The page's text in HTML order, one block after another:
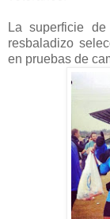
La superficie
resbaladizo
en pruebas de